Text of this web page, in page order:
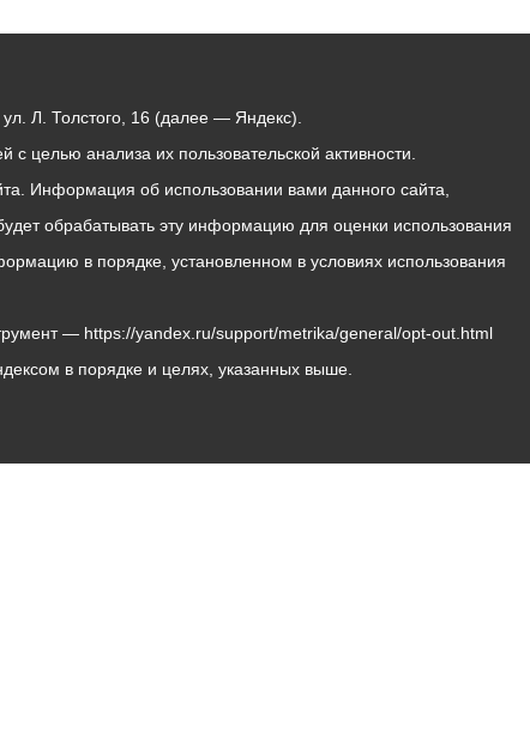
Л. Толстого, 16 (далее — Яндекс).
целью анализа их пользовательской активности.
Информация об использовании вами данного сайта,
обрабатывать эту информацию для оценки использования
в порядке, установленном в условиях использования
— https://yandex.ru/support/metrika/general/opt-out.html
в порядке и целях, указанных выше.